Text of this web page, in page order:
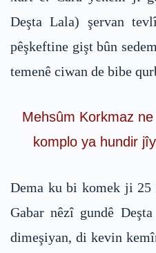
Deşta Lala) şervan
pêşkeftine gişt bûn
temenê ciwan de bibe
Mehsûm Korkmaz
komplo ya hundir
Dema ku bi komek ji 25
Gabar nêzî gundê
dimeşiyan, di kevin